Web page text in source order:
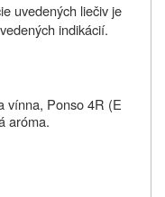
uvedených liečiv je
indikácií.
vínna, Ponso 4R (E
aróma.